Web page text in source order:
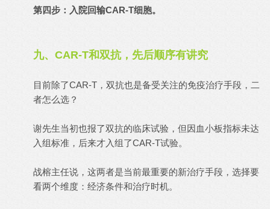
第四步：入院回输CAR-T细胞。
九、CAR-T和双抗，先后顺序有讲究
目前除了CAR-T，双抗也是备受关注的免疫治疗手段，二
者怎么选？
谢先生当初也报了双抗的临床试验，但因血小板指标未达
入组标准，后来才入组了CAR-T试验。
战榕主任说，这两者是当前最重要的新治疗手段，选择要
看两个维度：经济条件和治疗时机。